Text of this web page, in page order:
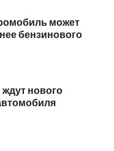
может
бензинового
ждут нового